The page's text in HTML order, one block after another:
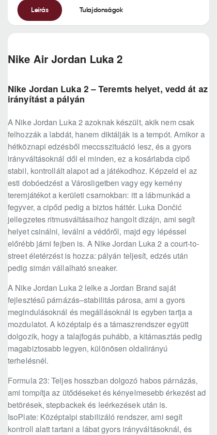
Leírás Tulajdonságok
Nike Air Jordan Luka 2
Nike Jordan Luka 2 – Teremts helyet, vedd át az
irányítást a pályán
A Nike Jordan Luka 2 azoknak készült, akik nem csak
felhozzák a labdát, hanem diktálják is a tempót. Amikor a
hétköznapi edzésből meccsszituáció lesz, és a gyors
irányváltásoknál dől el minden, ez a kosárlabda cipő
stabil, kontrollált alapot ad a játékodhoz. Képzeld el az
esti dobóedzést a Városligetben vagy egy kemény
teremjátékot a kerületi csarnokban: itt a lábmunkád a
fegyver, a cipőd pedig a biztos háttér. Luka Dončić
jellegzetes ritmusváltásaihoz hangolt dizájn, ami segít
helyet csinálni, leválni a védőről, majd egy lépéssel
előrébb járni fejben is. A Nike Jordan Luka 2 a court-to-
street életérzést is hozza: pályán teljesít, edzés után
pedig simán vállalható sneaker.
A Nike Jordan Luka 2 lelke a Jordan Brand saját
fejlesztésű párnázás–stabilitás párosa, ami a gyors
megindulásoknál és megállásoknál is egyben tartja a
mozdulatot. A középtalp és a támaszrendszer együtt
dolgozik, hogy a talajfogás puhább, a kitámasztás pedig
magabiztosabb legyen, különösen oldalirányú
terhelésnél.
Formula 23: Teljes hosszban dolgozó habos párnázás,
ami tompítja az ütődéseket és kényelmesebb érkezést ad
betörések, stepbackek és leérkezések után is.
IsoPlate: Középtalpi stabilizáló rendszer, ami segít
kontroll alatt tartani a lábat gyors irányváltásoknál, és